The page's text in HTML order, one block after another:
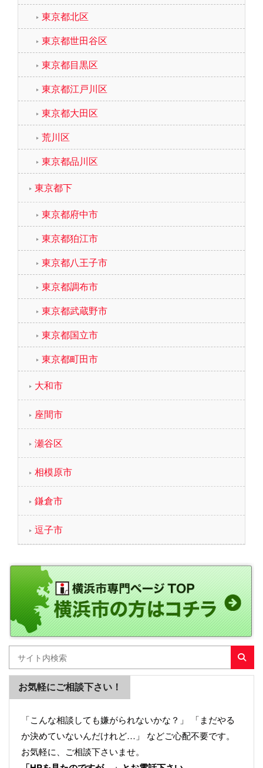
東京都北区
東京都世田谷区
東京都目黒区
東京都江戸川区
東京都大田区
荒川区
東京都品川区
東京都下
東京都府中市
東京都狛江市
東京都八王子市
東京都調布市
東京都武蔵野市
東京都国立市
東京都町田市
大和市
座間市
瀬谷区
相模原市
鎌倉市
逗子市
お気軽にご相談下さい！
「こんな相談しても嫌がられないかな？」 「まだやる
か決めていないんだけれど…」 などご心配不要です。
お気軽に、ご相談下さいませ。